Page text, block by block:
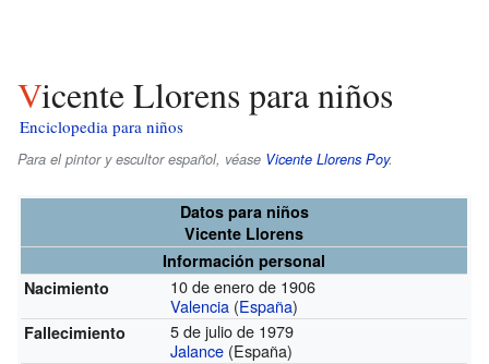
Vicente Llorens para niños
Enciclopedia para niños
Para el pintor y escultor español, véase Vicente Llorens Poy.
Datos para niños
Vicente Llorens
Información personal
Nacimiento
10 de enero de 1906
Valencia (España)
Fallecimiento
5 de julio de 1979
Jalance (España)